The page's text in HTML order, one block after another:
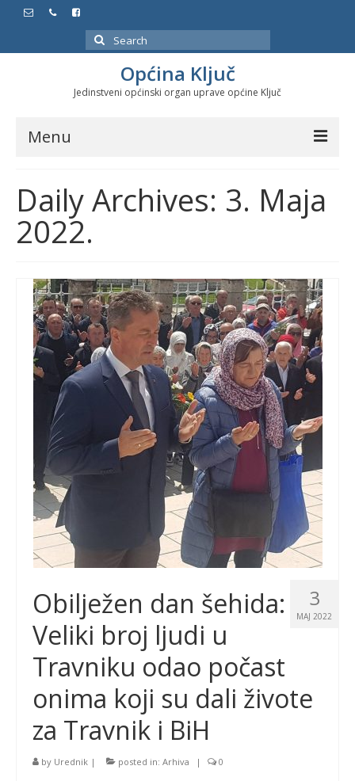
Search
for:
Općina Ključ
Jedinstveni općinski organ uprave općine Ključ
Menu
Službeni glasnici
Javne nabavke
Značajni datumi i manifestacije
Program energetske efikasnosti u stambenom
sektoru
Daily Archives: 3. Maja
2022.
3
MAJ 2022
Obilježen dan šehida:
Veliki broj ljudi u
Travniku odao počast
onima koji su dali živote
za Travnik i BiH
by Urednik | posted in: Arhiva | 0